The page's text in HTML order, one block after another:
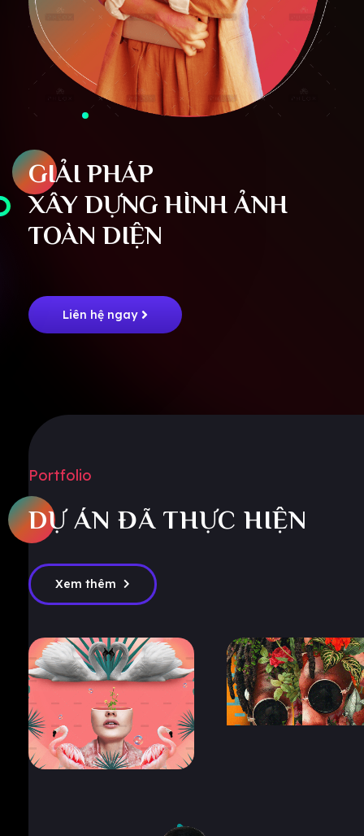
GIẢI PHÁP
XÂY DỰNG HÌNH ẢNH
TOÀN DIỆN
Liên hệ ngay
Portfolio
DỰ ÁN ĐÃ THỰC HIỆN
Xem thêm